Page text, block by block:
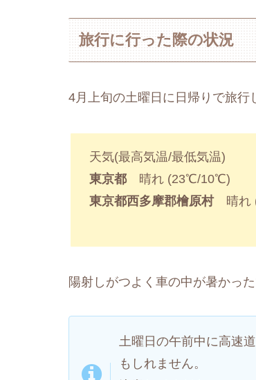
旅行に行った際の状況
4月上旬の土曜日に日帰りで旅行
天気(最高気温/最低気温)
東京都 晴れ (23℃/10℃)
東京都西多摩郡檜原村晴れ
陽射しがつよく車の中が暑かっ
土曜日の午前中に高速
もしれません。